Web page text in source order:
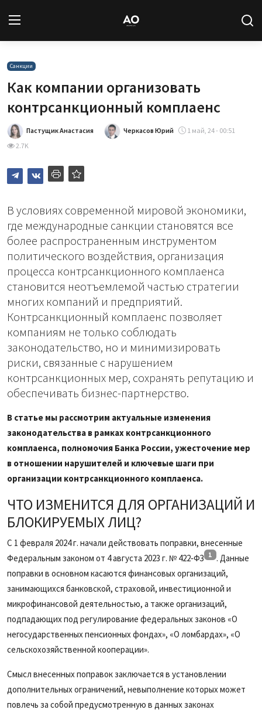
Статьи
Архив
База знаний
Подписка
Санкции
Как компании организовать
контрсанкционный комплаенс
Пастущик Анастасия Черкасов Юрий
1 май, 24 - 00:51
2.7K
В условиях современной мировой экономики,
где международные санкции становятся все
более распространенным инструментом
политического воздействия, организация
процесса контрсанкционного комплаенса
становится неотъемлемой частью стратегии
многих компаний и предприятий.
Контрсанкционный комплаенс позволяет
компаниям не только соблюдать
законодательство, но и минимизировать
риски, связанные с нарушением
контрсанкционных мер, сохранять репутацию и
обеспечивать бизнес-партнерство.
В статье мы рассмотрим актуальные изменения
законодательства в рамках контрсанкционного
комплаенса, полномочия Банка России, ужесточение мер
в отношении нарушителей и ключевые шаги при
организации контрсанкционного комплаенса.
ЧТО ИЗМЕНИТСЯ ДЛЯ ОРГАНИЗАЦИЙ И
БЛОКИРУЕМЫХ ЛИЦ?
С 1 февраля 2024 г. начали действовать поправки, внесенные
Федеральным законом от 4 августа 2023 г. № 422‑ФЗ
1 . Данные
поправки в основном касаются финансовых организаций,
занимающихся банковской, страховой, инвестиционной и
микрофинансовой деятельностью, а также организаций,
подпадающих под регулирование федеральных законов «О
негосударственных пенсионных фондах», «О ломбардах», «О
сельскохозяйственной кооперации».
Смысл внесенных поправок заключается в установлении
дополнительных ограничений, невыполнение которых может
повлечь за собой предусмотренную в данных законах